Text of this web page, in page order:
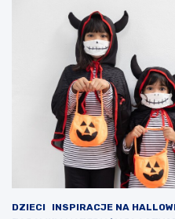
DZIECI INSPIRACJE NA